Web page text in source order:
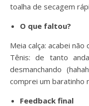
toalha de secagem
O que faltou?
Meia calça: acabei
Tênis: de tanto
desmanchando
comprei um baratinho
Feedback final